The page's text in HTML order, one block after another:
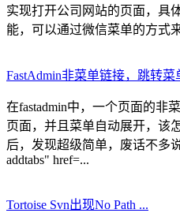
实现打开公司网站的页面，具
能，可以通过微信菜单的方式
FastAdmin非菜单链接，跳转菜
在fastadmin中，一个页面的非
页面，并且菜单自动展开，该
后，发现超级简单，废话不多
addtabs" href=...
Tortoise Svn出现No Path ...